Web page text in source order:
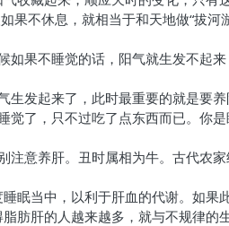
不休息，就相当于和天地做“拔河
果不睡觉的话，阳气就生发不起
发起来了，此时最重要的就是要
了，只不过吃了点东西而已。你
意养肝。丑时属相为牛。古代农
眠当中，以利于肝血的代谢。如果
肪肝的人越来越多，就与不规律的